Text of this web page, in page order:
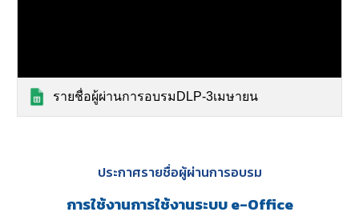
รายชื่อผู้ผ่านการอบรมDLP-3เมษายน
ประกาศรายชื่อผู้ผ่านการอบรม
การใช้งานการใช้งานระบบ e-Office